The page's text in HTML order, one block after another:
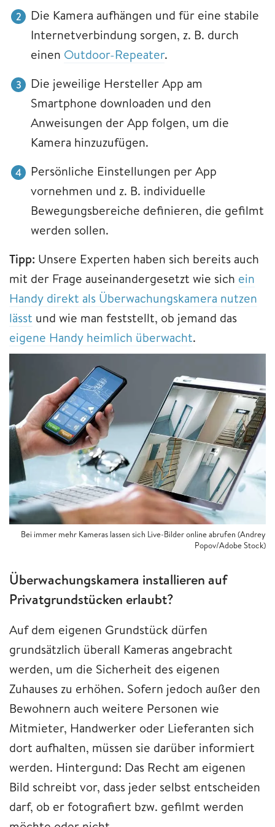
Die Kamera aufhängen und für eine stabile
Internetverbindung sorgen, z. B. durch
einen Outdoor-Repeater.
Die jeweilige Hersteller App am
Smartphone downloaden und den
Anweisungen der App folgen, um die
Kamera hinzuzufügen.
Persönliche Einstellungen per App
vornehmen und z. B. individuelle
Bewegungsbereiche definieren, die gefilmt
werden sollen.
Tipp: Unsere Experten haben sich bereits auch
mit der Frage auseinandergesetzt wie sich ein
Handy direkt als Überwachungskamera nutzen
lässt und wie man feststellt, ob jemand das
eigene Handy heimlich überwacht.
Bei immer mehr Kameras lassen sich Live-Bilder online abrufen (Andrey
Popov/Adobe Stock)
Überwachungskamera installieren auf
Privatgrundstücken erlaubt?
Auf dem eigenen Grundstück dürfen
grundsätzlich überall Kameras angebracht
werden, um die Sicherheit des eigenen
Zuhauses zu erhöhen. Sofern jedoch außer den
Bewohnern auch weitere Personen wie
Mitmieter, Handwerker oder Lieferanten sich
dort aufhalten, müssen sie darüber informiert
werden. Hintergund: Das Recht am eigenen
Bild schreibt vor, dass jeder selbst entscheiden
darf, ob er fotografiert bzw. gefilmt werden